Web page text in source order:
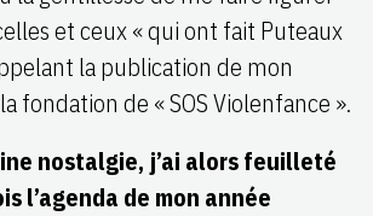
et ceux « qui ont fait Puteaux
la publication de mon
fondation de « SOS Violenfance ».
nostalgie, j’ai alors feuilleté
l’agenda de mon année